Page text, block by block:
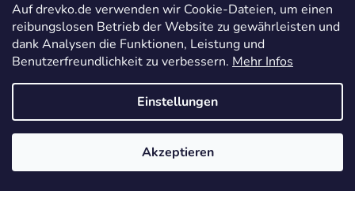
Auf drevko.de verwenden wir Cookie-Dateien, um einen
reibungslosen Betrieb der Website zu gewährleisten und
dank Analysen die Funktionen, Leistung und
Benutzerfreundlichkeit zu verbessern. Mehr Infos
Einstellungen
Akzeptieren
DREVKO. Alle Rechte vorbehalten.
Einstellungen ändern